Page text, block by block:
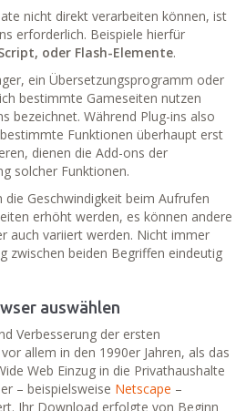
nicht direkt verarbeiten können, ist
erforderlich. Beispiele hierfür
oder Flash-Elemente.
ein Übersetzungsprogramm oder
bestimmte Gameseiten nutzen
bezeichnet. Während Plug-ins also
Funktionen überhaupt erst
dienen die Add-ons der
solcher Funktionen.
die Geschwindigkeit beim Aufrufen
erhöht werden, es können andere
auch variiert werden. Nicht immer
zwischen beiden Begriffen eindeutig
auswählen
Verbesserung der ersten
allem in den 1990er Jahren, als das
Web Einzug in die Privathaushalte
– beispielsweise Netscape –
Ihr Download erfolgte von Beginn